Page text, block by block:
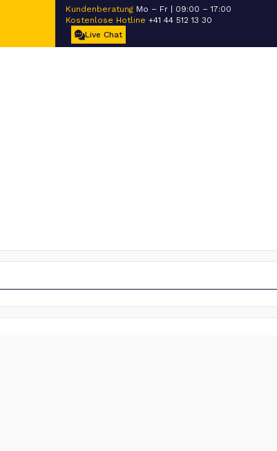
Kundenberatung Mo – Fr | 09:00 – 17:00
Kostenlose Hotline +41 44 512 13 30
Live Chat